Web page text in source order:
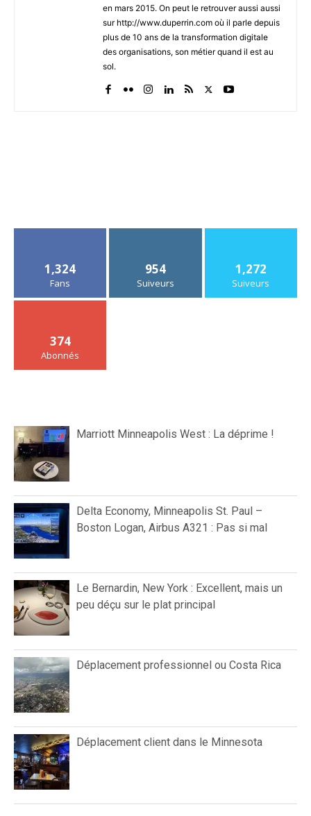
en mars 2015. On peut le retrouver aussi aussi
sur http://www.duperrin.com où il parle depuis
plus de 10 ans de la transformation digitale
des organisations, son métier quand il est au
sol.
1,324
Fans
954
Suiveurs
1,272
Suiveurs
374
Abonnés
Marriott Minneapolis West : La déprime !
Delta Economy, Minneapolis St. Paul –
Boston Logan, Airbus A321 : Pas si mal
Le Bernardin, New York : Excellent, mais un
peu déçu sur le plat principal
Déplacement professionnel ou Costa Rica
Déplacement client dans le Minnesota